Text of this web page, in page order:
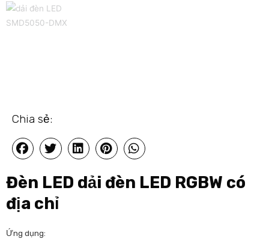
Chia sẻ:
Đèn LED dải đèn LED RGBW có
địa chỉ
Ứng dụng: